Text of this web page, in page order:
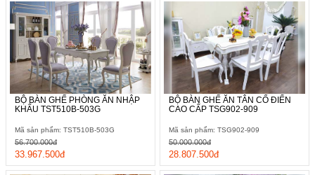
BỘ BÀN GHẾ PHÒNG ĂN NHẬP
KHẨU TST510B-503G
Mã sản phẩm: TST510B-503G
33.967.500đ
56.700.000đ
BỘ BÀN GHẾ ĂN TÂN CỔ ĐIỂN
CAO CẤP TSG902-909
Mã sản phẩm: TSG902-909
28.807.500đ
50.000.000đ